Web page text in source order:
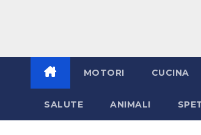
MOTORI CUCINA
SALUTE ANIMALI